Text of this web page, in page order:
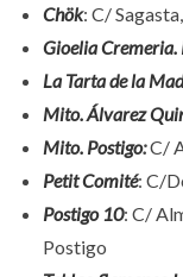
Chök: C/
Gioelia Cremeria.
La Tarta de la
Mito. Álvarez
Mito. Postigo:C/
Petit Comité: C/
Postigo 10: C/
Postigo